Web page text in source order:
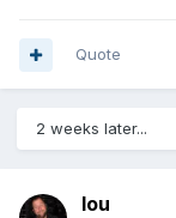
Quote
2 weeks later...
lou